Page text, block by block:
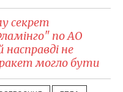
секрет
по АО
не
ракет могло бути